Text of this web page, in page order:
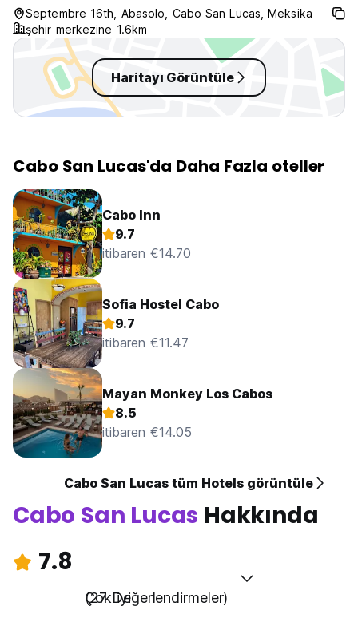
I will make sure I will google this to
the max
Septembre 16th, Abasolo, Cabo San Lucas, Meksika
şehir merkezine 1.6km
Haritayı Görüntüle
Cabo San Lucas'da Daha Fazla oteller
Cabo Inn
9.7
itibaren €14.70
Sofia Hostel Cabo
9.7
itibaren €11.47
Mayan Monkey Los Cabos
8.5
itibaren €14.05
Cabo San Lucas tüm Hotels görüntüle
Cabo San Lucas Hakkında
7.8
Çok iyi
(27 Değerlendirmeler)